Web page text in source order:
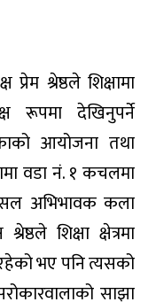
श्रेष्ठले शिक्षामा
रूपमा देखिनुपर्ने
आयोजना तथा
वडा नं. १ कचलमा
अभिभावक कला
शिक्षा क्षेत्रमा
भए पनि त्यसको
साझा